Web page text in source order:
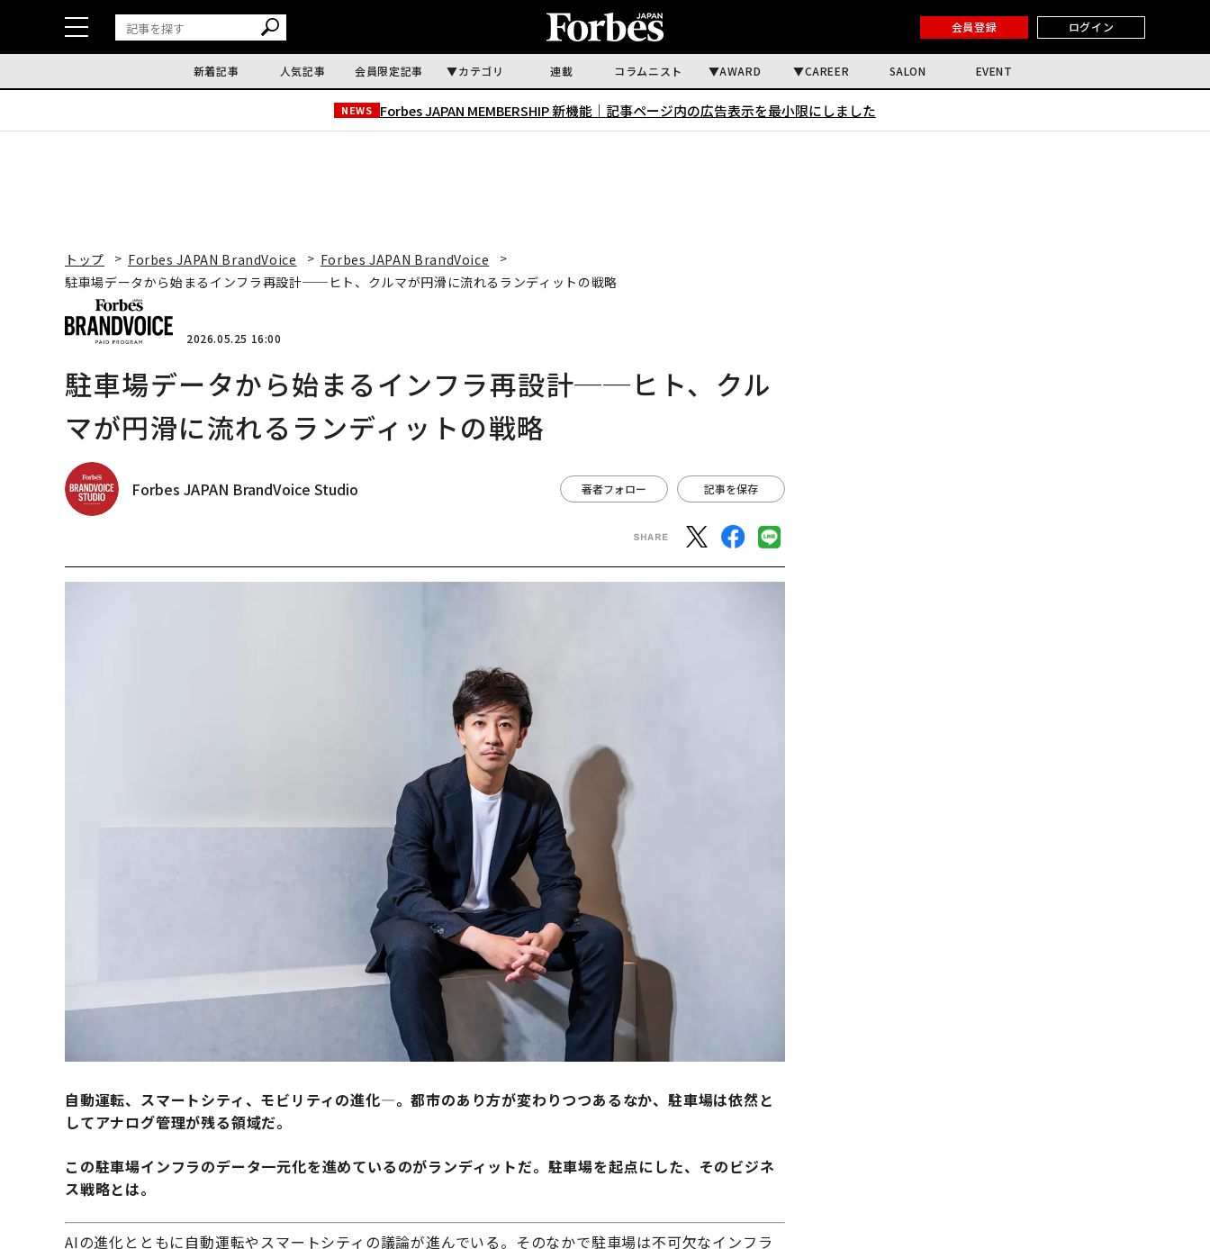
会員登録 ログイン
新着記事 人気記事 会員限定記事 カテゴリ 連載 コラムニスト AWARD CAREER SALON EVENT
NEWS Forbes JAPAN MEMBERSHIP 新機能｜ 記事ページ内の広告表示を最小限にしました
トップ Forbes JAPAN BrandVoice
Forbes JAPAN BrandVoice
駐車場データから始まるインフラ再設計──ヒト、クルマが円滑に流れるランディットの戦略
2026.05.25 16:00
駐車場データから始まるインフラ再設計──ヒト、クル
マが円滑に流れるランディットの戦略
Forbes JAPAN BrandVoice Studio 著者フォロー 記事を保存
自動運転、スマートシティ、モビリティの進化―。都市のあり方が変わりつつあるなか、駐車場は依然と
してアナログ管理が残る領域だ。
この駐車場インフラのデータ一元化を進めているのがランディットだ。駐車場を起点にした、そのビジネ
ス戦略とは。
AIの進化とともに自動運転やスマートシティの議論が進んでいる。そのなかで駐車場は不可欠なインフラ